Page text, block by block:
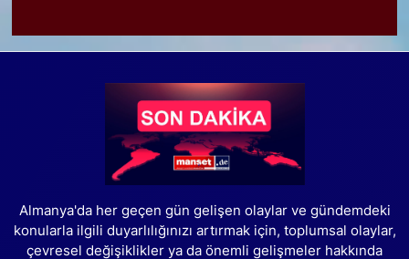
Almanya'da her geçen gün gelişen olaylar ve gündemdeki
konularla ilgili duyarlılığınızı artırmak için, toplumsal olaylar,
çevresel değişiklikler ya da önemli gelişmeler hakkında